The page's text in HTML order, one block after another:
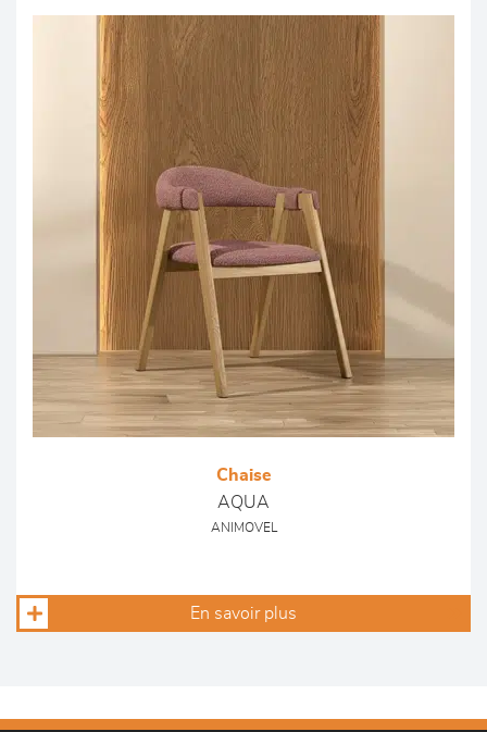
Chaise
AQUA
ANIMOVEL
En savoir plus